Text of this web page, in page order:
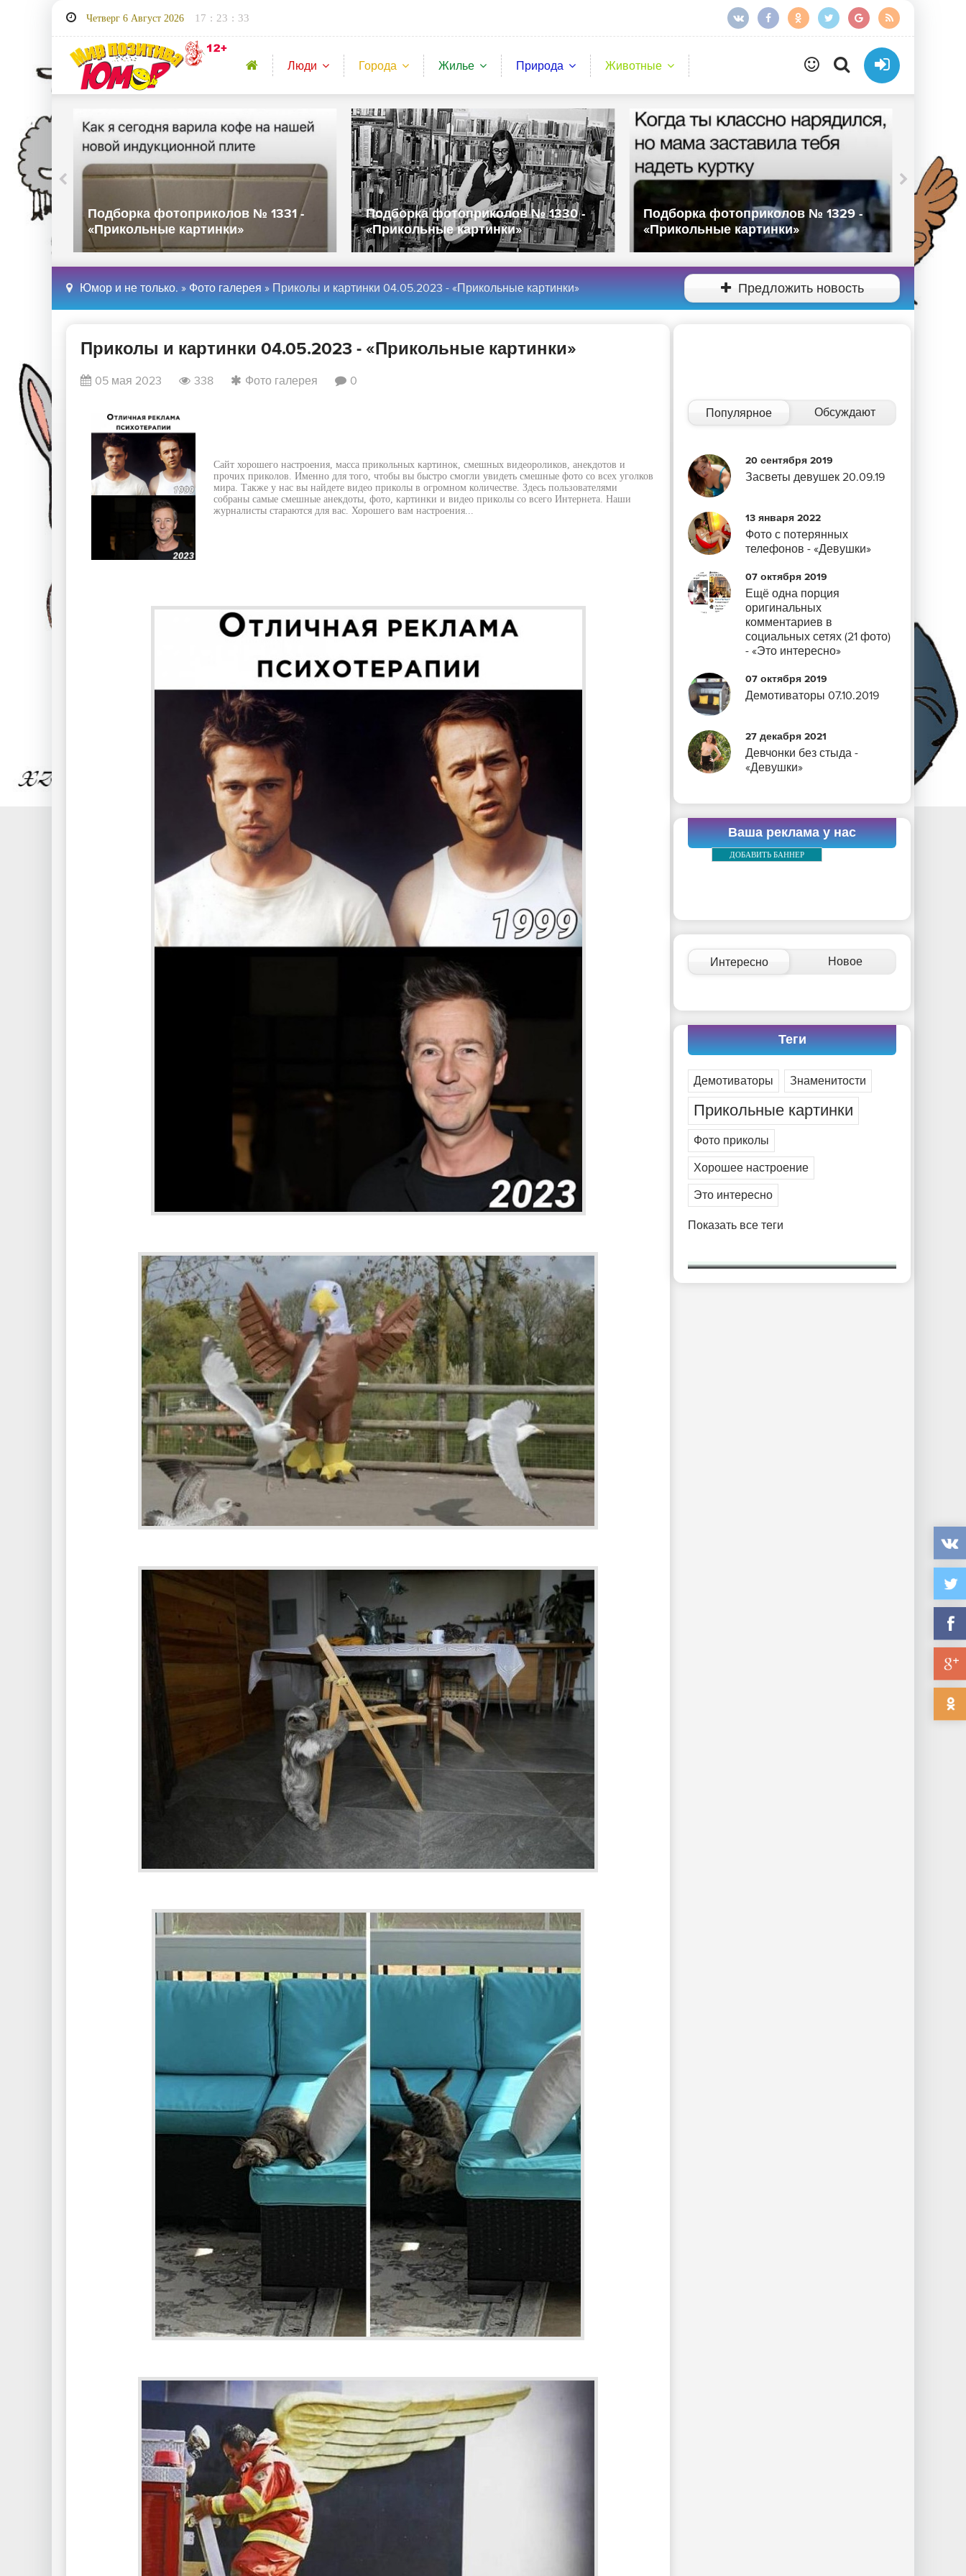
Четверг 6 Август 2026 17 : 23 : 35
Люди Города Жилье Природа Животные
Подборка фотоприколов № 1329 -
«Прикольные картинки»
Подборка фотоприколов № 1328 -
«Прикольные картинки»
Подборка фотоприколов № 1327 -
«Прикольные картинки»
Юмор и не только. » Фото галерея » Приколы и картинки 04.05.2023 - «Прикольные картинки» Предложить новость
Приколы и картинки 04.05.2023 - «Прикольные картинки»
05 мая 2023 338 Фото галерея 0
Сайт хорошего настроения, масса прикольных картинок, смешных видеороликов, анекдотов и
прочих приколов. Именно для того, чтобы вы быстро смогли увидеть смешные фото со всех уголков
мира. Также у нас вы найдете видео приколы в огромном количестве. Здесь пользователями
собраны самые смешные анекдоты, фото, картинки и видео приколы со всего Интернета. Наши
журналисты стараются для вас. Хорошего вам настроения...
Популярное Обсуждают
20 сентября 2019
Засветы девушек 20.09.19
13 января 2022
Фото с потерянных
телефонов - «Девушки»
07 октября 2019
Ещё одна порция
оригинальных
комментариев в
социальных сетях (21 фото)
- «Это интересно»
07 октября 2019
Демотиваторы 07.10.2019
27 декабря 2021
Девчонки без стыда -
«Девушки»
Ваша реклама у нас
ДОБАВИТЬ БАННЕР
Интересно Новое
Теги
Демотиваторы Знаменитости
Прикольные картинки
Фото приколы
Хорошее настроение
Это интересно
Показать все теги